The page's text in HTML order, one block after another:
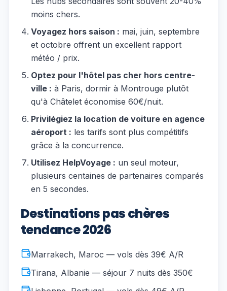
moins chers.
Voyagez hors saison : mai, juin, septembre
et octobre offrent un excellent rapport
météo / prix.
Optez pour l'hôtel pas cher hors centre-
ville : à Paris, dormir à Montrouge plutôt
qu'à Châtelet économise 60€/nuit.
Privilégiez la location de voiture en agence
aéroport : les tarifs sont plus compétitifs
grâce à la concurrence.
Utilisez HelpVoyage : un seul moteur,
plusieurs centaines de partenaires comparés
en 5 secondes.
Destinations pas chères
tendance 2026
Marrakech, Maroc — vols dès 39€ A/R
Tirana, Albanie — séjour 7 nuits dès 350€